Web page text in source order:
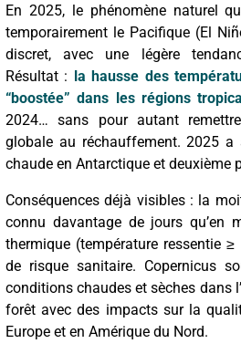
En 2025, le phénomène naturel
temporairement le Pacifique (El
discret, avec une légère
Résultat : la hausse des
“boostée” dans les régions
2024… sans pour autant
globale au réchauffement. 2025
chaude en Antarctique et deuxième
Conséquences déjà visibles : la
connu davantage de jours qu’en
thermique (température ressentie
de risque sanitaire. Copernicus
conditions chaudes et sèches dans
forêt avec des impacts sur la
Europe et en Amérique du Nord.